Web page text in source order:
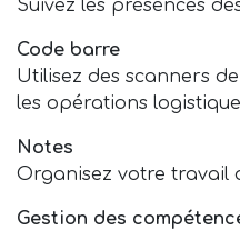
Suivez les présences
Code barre
Utilisez des scanners
les opérations
Notes
Organisez votre travail
Gestion des